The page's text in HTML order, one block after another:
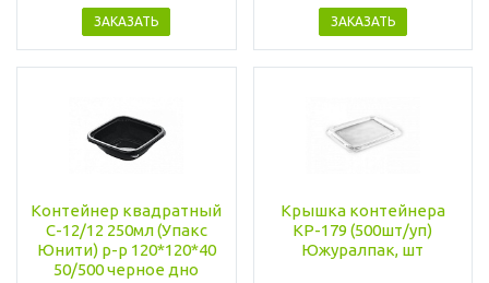
ЗАКАЗАТЬ ЗАКАЗАТЬ
Контейнер квадратный
С-12/12 250мл (Упакс
Юнити) р-р 120*120*40
50/500 черное дно
Крышка контейнера
КР-179 (500шт/уп)
Южуралпак, шт